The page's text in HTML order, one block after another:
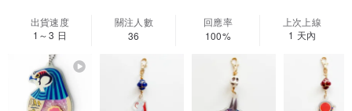
出貨速度
1～3 日
關注人數
36
回應率
100%
上次上線
1 天內